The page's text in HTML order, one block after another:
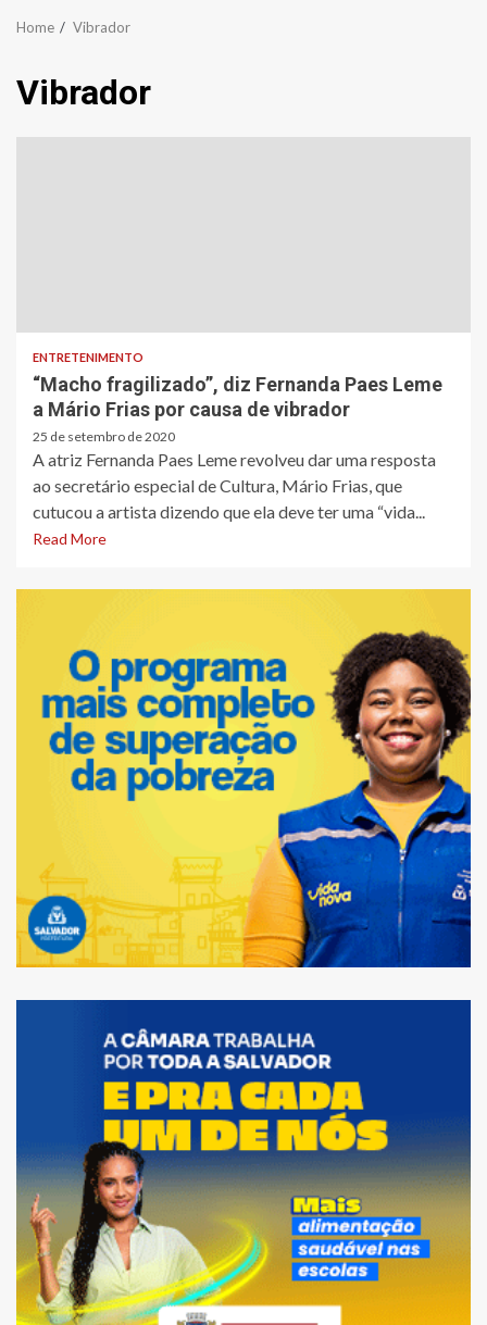
Home Vibrador
Vibrador
ENTRETENIMENTO
“Macho fragilizado”, diz Fernanda Paes Leme
a Mário Frias por causa de vibrador
25 de setembro de 2020
A atriz Fernanda Paes Leme revolveu dar uma resposta
ao secretário especial de Cultura, Mário Frias, que
cutucou a artista dizendo que ela deve ter uma “vida...
Read More